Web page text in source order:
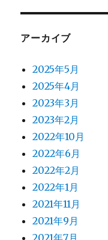
アーカイブ
2025年5月
2025年4月
2023年3月
2023年2月
2022年10月
2022年6月
2022年2月
2022年1月
2021年11月
2021年9月